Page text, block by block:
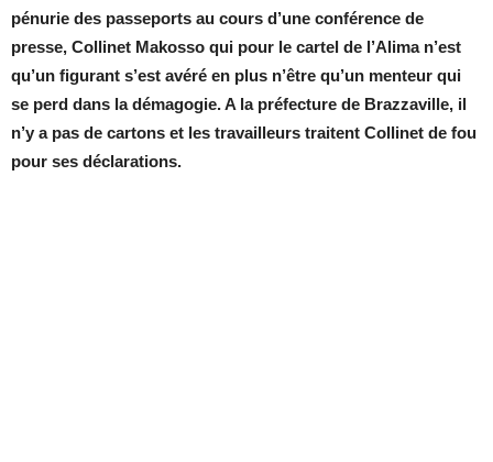
pénurie des passeports au cours d’une conférence de
presse, Collinet Makosso qui pour le cartel de l’Alima n’est
qu’un figurant s’est avéré en plus n’être qu’un menteur qui
se perd dans la démagogie. A la préfecture de Brazzaville, il
n’y a pas de cartons et les travailleurs traitent Collinet de fou
pour ses déclarations.